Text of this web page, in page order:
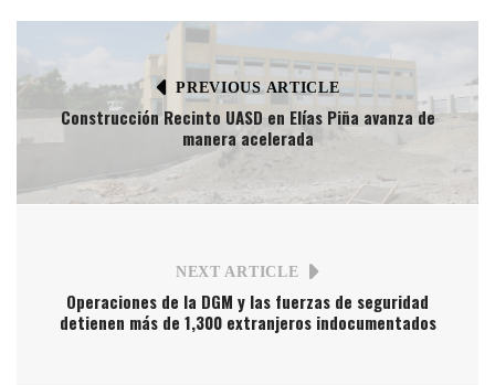
PREVIOUS ARTICLE
Construcción Recinto UASD en Elías Piña avanza de
manera acelerada
NEXT ARTICLE
Operaciones de la DGM y las fuerzas de seguridad
detienen más de 1,300 extranjeros indocumentados